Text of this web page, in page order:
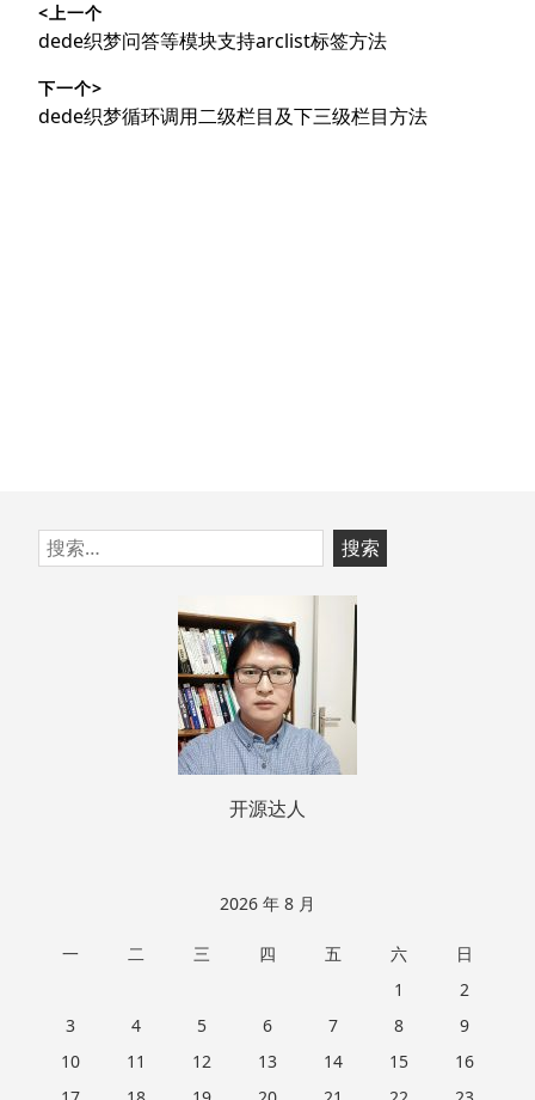
章
导
航
<上一个
上
文
章：
dede织梦问答等模块支持arclist标签方法
下一个>
下
dede织梦循环调用二级栏目及下三级栏目方法
跳
至
搜
索：
开源达人
2026 年 8 月
一 二 三 四 五 六
日
1
2
3
4 5 6 7 8
9
10
11 12 13 14 15
16